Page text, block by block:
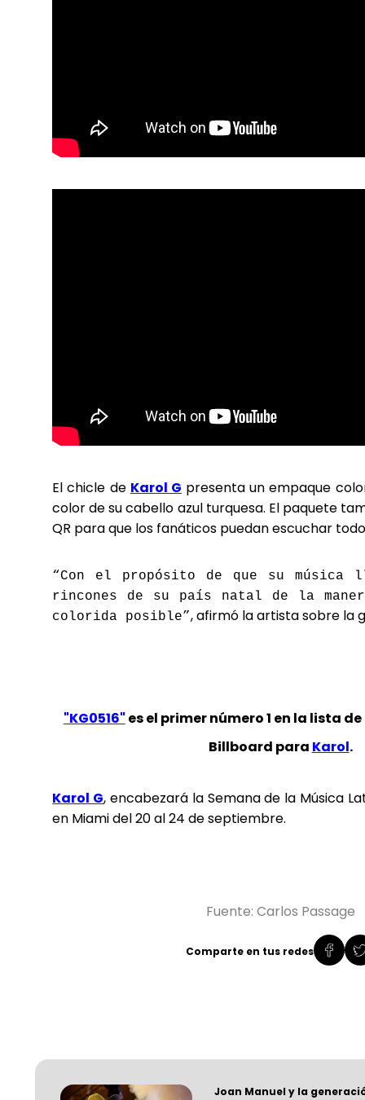
Joan Manuel y la
El chicle de Karol G presenta un empaque
color de su cabello azul turquesa. El paquete
QR para que los fanáticos puedan escuchar
“Con el propósito de que su música
rincones de su país natal de la
colorida posible”, afirmó la artista sobre la
"KG0516" es el primer número 1 en la lista
Billboard para Karol.
Karol G, encabezará la Semana de la Música
en Miami del 20 al 24 de septiembre.
Fuente: Carlos Passage
Comparte en tus redes